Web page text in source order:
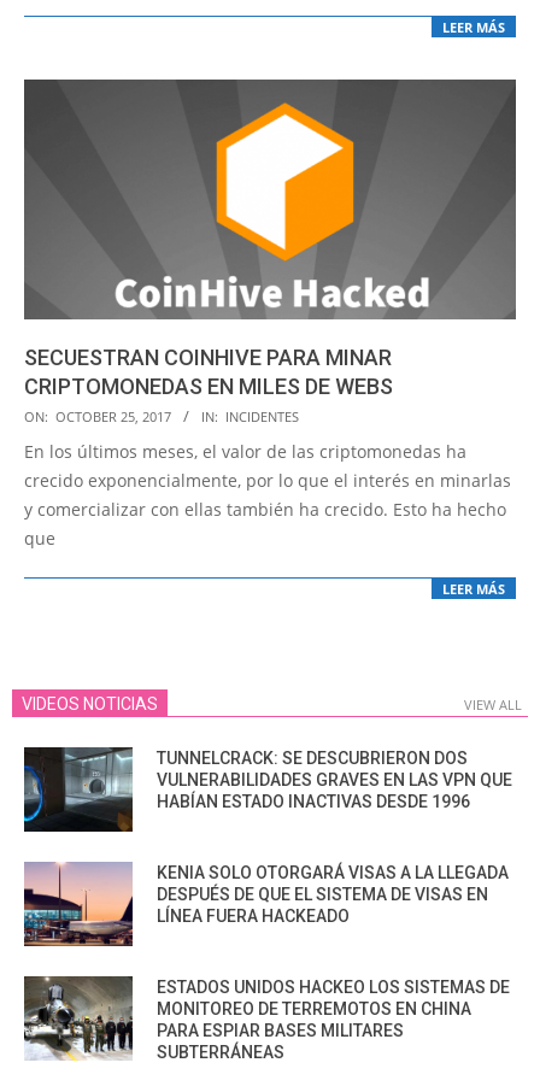
LEER MÁS
SECUESTRAN COINHIVE PARA MINAR
CRIPTOMONEDAS EN MILES DE WEBS
2017-
10-
25
ON: OCTOBER 25, 2017 IN: INCIDENTES
En los últimos meses, el valor de las criptomonedas ha
crecido exponencialmente, por lo que el interés en minarlas
y comercializar con ellas también ha crecido. Esto ha hecho
que
LEER MÁS
VIDEOS NOTICIAS VIEW ALL
TUNNELCRACK: SE DESCUBRIERON DOS
VULNERABILIDADES GRAVES EN LAS VPN QUE
HABÍAN ESTADO INACTIVAS DESDE 1996
KENIA SOLO OTORGARÁ VISAS A LA LLEGADA
DESPUÉS DE QUE EL SISTEMA DE VISAS EN
LÍNEA FUERA HACKEADO
ESTADOS UNIDOS HACKEO LOS SISTEMAS DE
MONITOREO DE TERREMOTOS EN CHINA
PARA ESPIAR BASES MILITARES
SUBTERRÁNEAS